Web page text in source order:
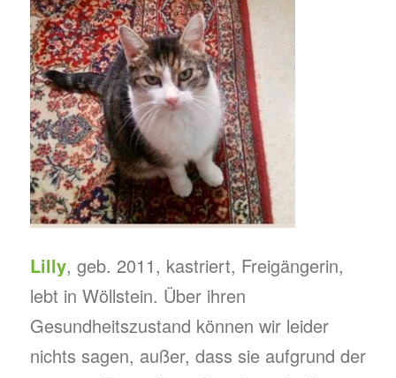
Lilly, geb. 2011, kastriert, Freigängerin,
lebt in Wöllstein. Über ihren
Gesundheitszustand können wir leider
nichts sagen, außer, dass sie aufgrund der